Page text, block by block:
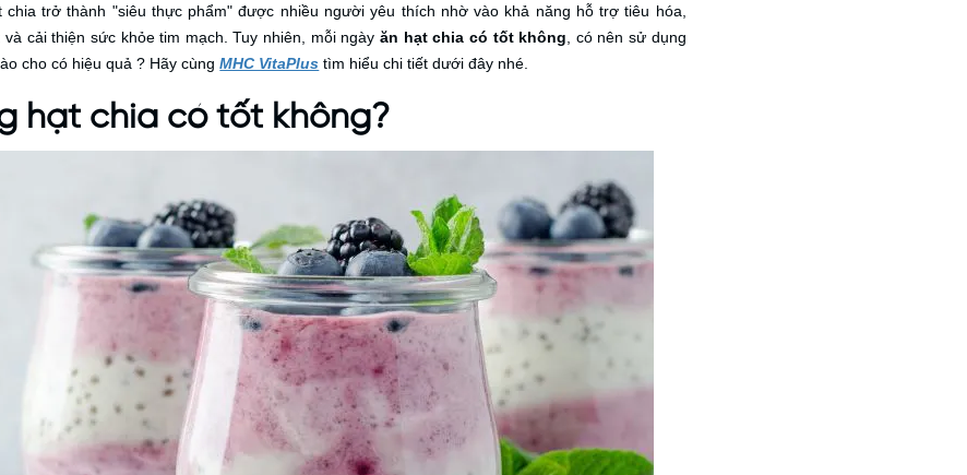
chia trở thành "siêu thực phẩm" được nhiều người yêu thích nhờ vào khả năng hỗ trợ tiêu hóa,
cải thiện sức khỏe tim mạch. Tuy nhiên, mỗi ngày ăn hạt chia có tốt không , có nên sử dụng
cho có hiệu quả ? Hãy cùngMHC VitaPlus tìm hiểu chi tiết dưới đây nhé.
hạt chia có tốt không?